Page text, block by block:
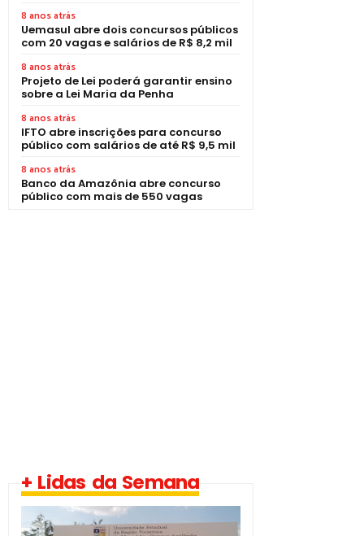
8 anos atrás
Uemasul abre dois concursos públicos
com 20 vagas e salários de R$ 8,2 mil
8 anos atrás
Projeto de Lei poderá garantir ensino
sobre a Lei Maria da Penha
8 anos atrás
IFTO abre inscrições para concurso
público com salários de até R$ 9,5 mil
8 anos atrás
Banco da Amazônia abre concurso
público com mais de 550 vagas
+ Lidas da Semana